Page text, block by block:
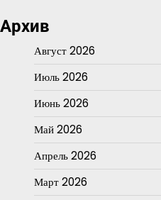
Архив
Август 2026
Июль 2026
Июнь 2026
Май 2026
Апрель 2026
Март 2026